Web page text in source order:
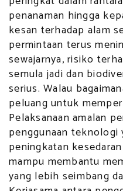
penanaman hingga
kesan terhadap alam
permintaan terus
sewajarnya, risiko
semula jadi dan
serius. Walau
peluang untuk
Pelaksanaan amalan
penggunaan teknologi
peningkatan
mampu membantu
yang lebih seimbang